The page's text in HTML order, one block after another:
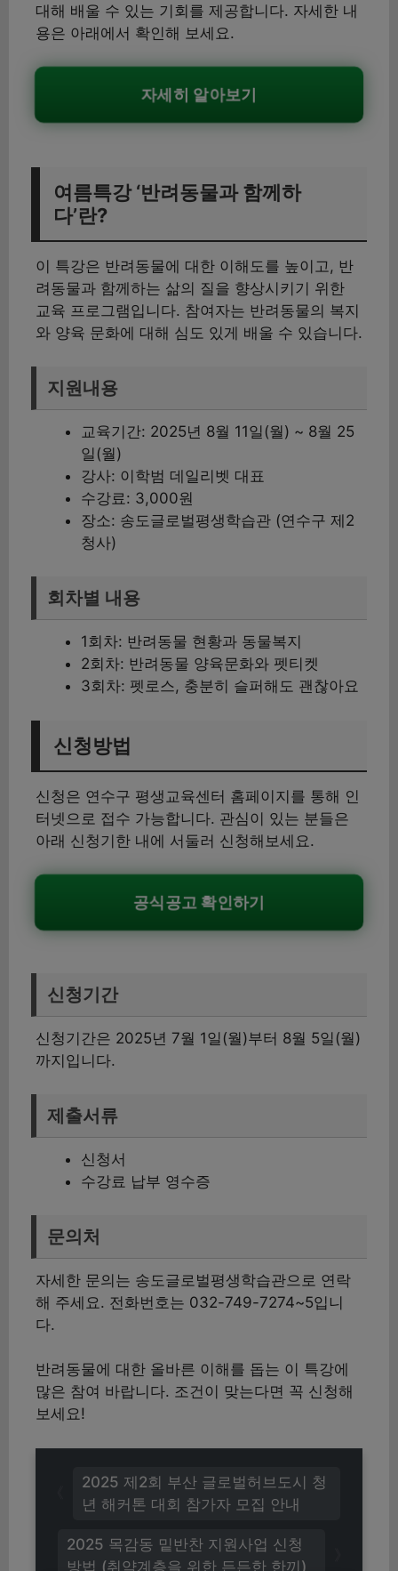
대해 배울 수 있는 기회를 제공합니다. 자세한 내
용은 아래에서 확인해 보세요.
자세히 알아보기
여름특강 ‘반려동물과 함께하
다’란?
이 특강은 반려동물에 대한 이해도를 높이고, 반
려동물과 함께하는 삶의 질을 향상시키기 위한
교육 프로그램입니다. 참여자는 반려동물의 복지
와 양육 문화에 대해 심도 있게 배울 수 있습니다.
지원내용
교육기간: 2025년 8월 11일(월) ~ 8월 25
일(월)
강사: 이학범 데일리벳 대표
수강료: 3,000원
장소: 송도글로벌평생학습관 (연수구 제2
청사)
회차별 내용
1회차: 반려동물 현황과 동물복지
2회차: 반려동물 양육문화와 펫티켓
3회차: 펫로스, 충분히 슬퍼해도 괜찮아요
신청방법
신청은 연수구 평생교육센터 홈페이지를 통해 인
터넷으로 접수 가능합니다. 관심이 있는 분들은
아래 신청기한 내에 서둘러 신청해보세요.
공식공고 확인하기
신청기간
신청기간은 2025년 7월 1일(월)부터 8월 5일(월)
까지입니다.
제출서류
신청서
수강료 납부 영수증
문의처
자세한 문의는 송도글로벌평생학습관으로 연락
해 주세요. 전화번호는 032-749-7274~5입니
다.
반려동물에 대한 올바른 이해를 돕는 이 특강에
많은 참여 바랍니다. 조건이 맞는다면 꼭 신청해
보세요!
2025 목감동 밑반찬 지원사업 신청
방법 (취약계층을 위한 든든한 한끼)
2025 제2회 부산 글로벌허브도시 청
년 해커톤 대회 참가자 모집 안내